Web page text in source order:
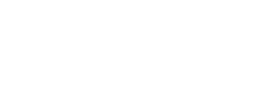
de sentir que são uma equipa, que estão